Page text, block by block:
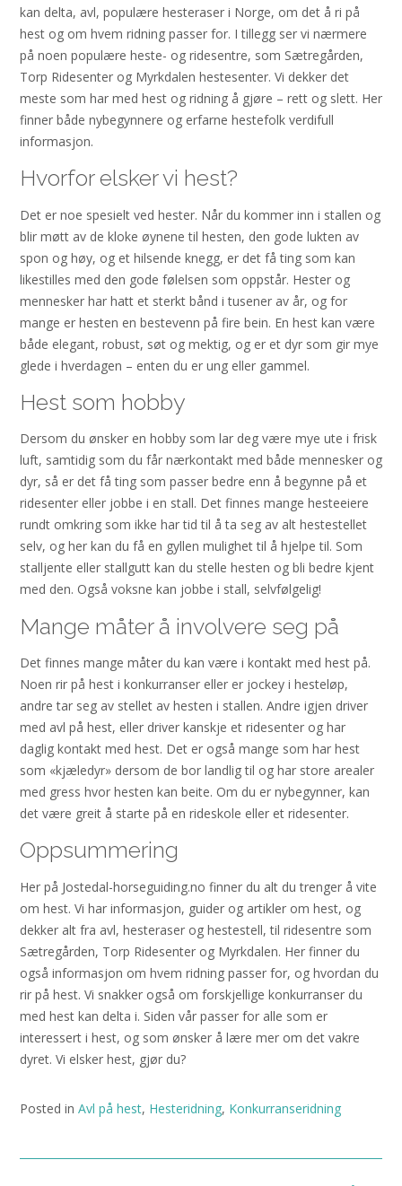
kan delta, avl, populære hesteraser i Norge, om det å ri på
hest og om hvem ridning passer for. I tillegg ser vi nærmere
på noen populære heste- og ridesentre, som Sætregården,
Torp Ridesenter og Myrkdalen hestesenter. Vi dekker det
meste som har med hest og ridning å gjøre – rett og slett. Her
finner både nybegynnere og erfarne hestefolk verdifull
informasjon.
Hvorfor elsker vi hest?
Det er noe spesielt ved hester. Når du kommer inn i stallen og
blir møtt av de kloke øynene til hesten, den gode lukten av
spon og høy, og et hilsende knegg, er det få ting som kan
likestilles med den gode følelsen som oppstår. Hester og
mennesker har hatt et sterkt bånd i tusener av år, og for
mange er hesten en bestevenn på fire bein. En hest kan være
både elegant, robust, søt og mektig, og er et dyr som gir mye
glede i hverdagen – enten du er ung eller gammel.
Hest som hobby
Dersom du ønsker en hobby som lar deg være mye ute i frisk
luft, samtidig som du får nærkontakt med både mennesker og
dyr, så er det få ting som passer bedre enn å begynne på et
ridesenter eller jobbe i en stall. Det finnes mange hesteeiere
rundt omkring som ikke har tid til å ta seg av alt hestestellet
selv, og her kan du få en gyllen mulighet til å hjelpe til. Som
stalljente eller stallgutt kan du stelle hesten og bli bedre kjent
med den. Også voksne kan jobbe i stall, selvfølgelig!
Mange måter å involvere seg på
Det finnes mange måter du kan være i kontakt med hest på.
Noen rir på hest i konkurranser eller er jockey i hesteløp,
andre tar seg av stellet av hesten i stallen. Andre igjen driver
med avl på hest, eller driver kanskje et ridesenter og har
daglig kontakt med hest. Det er også mange som har hest
som «kjæledyr» dersom de bor landlig til og har store arealer
med gress hvor hesten kan beite. Om du er nybegynner, kan
det være greit å starte på en rideskole eller et ridesenter.
Oppsummering
Her på Jostedal-horseguiding.no finner du alt du trenger å vite
om hest. Vi har informasjon, guider og artikler om hest, og
dekker alt fra avl, hesteraser og hestestell, til ridesentre som
Sætregården, Torp Ridesenter og Myrkdalen. Her finner du
også informasjon om hvem ridning passer for, og hvordan du
rir på hest. Vi snakker også om forskjellige konkurranser du
med hest kan delta i. Siden vår passer for alle som er
interessert i hest, og som ønsker å lære mer om det vakre
dyret. Vi elsker hest, gjør du?
Posted in Avl på hest, Hesteridning, Konkurranseridning